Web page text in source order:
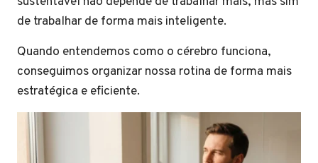
de trabalhar de forma mais inteligente.
Quando entendemos como o cérebro funciona,
conseguimos organizar nossa rotina de forma mais
estratégica e eficiente.